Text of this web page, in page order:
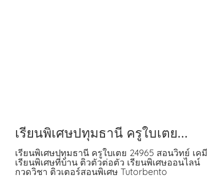
เรียนพิเศษปทุมธานี ครูใบเตย
24965 สอนวิทย์ เคมี
เรียนพิเศษปทุมธานี ครูใบเตย 24965 สอนวิทย์ เคมี
เรียนพิเศษที่บ้าน ติวตัวต่อตัว เรียนพิเศษออนไลน์
กวดวิชา ติวเตอร์สอนพิเศษ Tutorbento